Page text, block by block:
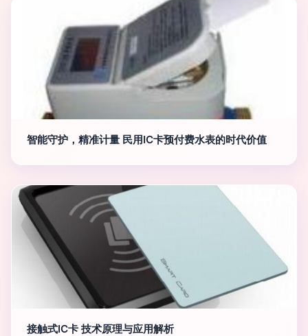
智能守护，精准计量 民用IC卡预付费水表的时代价值
接触式IC卡 技术原理与应用解析